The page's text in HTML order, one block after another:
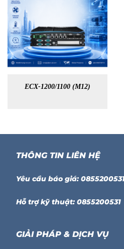
ECX-1200/1100 (M12)
THÔNG TIN LIÊN HỆ
Yêu cầu báo giá:
Hỗ trợ kỹ thuật: 0855200531
GIẢI PHÁP & DỊCH VỤ